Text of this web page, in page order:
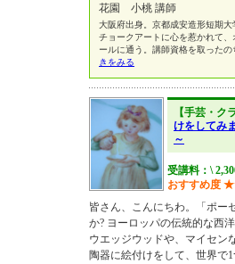
花園 小桃 講師
大阪府出身。京都成安造形短期
チョークアートに心を惹かれて
ールに通う。講師資格を取った
きをみる
【手芸・ク
けをしてみ
～
受講料：\
おすすめ度 ★
皆さん、こんにちわ。「ポー
か? ヨーロッパの伝統的な西
ウエッジウッドや、マイセン
陶器に絵付けをして、世界で